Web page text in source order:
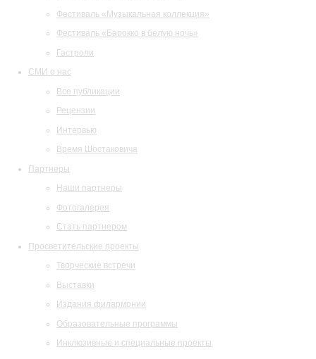
Фестиваль «Музыкальная коллекция»
Фестиваль «Барокко в белую ночь»
Гастроли
СМИ о нас
Все публикации
Рецензии
Интервью
Время Шостаковича
Партнеры
Наши партнеры
Фотогалерея
Стать партнером
Просветительские проекты
Творческие встречи
Выставки
Издания филармонии
Образовательные программы
Инклюзивные и специальные проекты